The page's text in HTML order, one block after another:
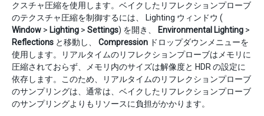
クスチャ圧縮を使用します。ベイクしたリフレクションプローブ
のテクスチャ圧縮を制御するには、 Lighting ウィンドウ (
Window > Lighting > Settings) を開き、 Environmental Lighting >
Reflections と移動し、 Compression ドロップダウンメニューを
使用します。リアルタイムのリフレクションプローブはメモリに
圧縮されておらず、メモリ内のサイズは解像度と HDR の設定に
依存します。このため、リアルタイムのリフレクションプローブ
のサンプリングは、通常は、ベイクしたリフレクションプローブ
のサンプリングよりもリソースに負担がかかります。